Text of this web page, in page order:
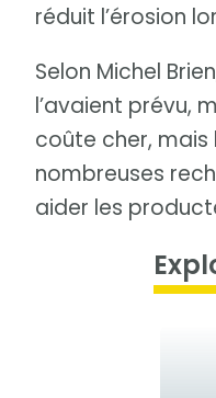
réduit l’érosion
Selon Michel
l’avaient prévu,
coûte cher, mais
nombreuses
aider les